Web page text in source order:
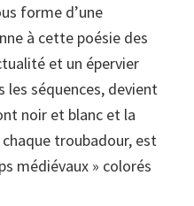
forme d’une
à cette poésie des
et un épervier
les séquences, devient
noir et blanc et la
troubadour, est
médiévaux » colorés